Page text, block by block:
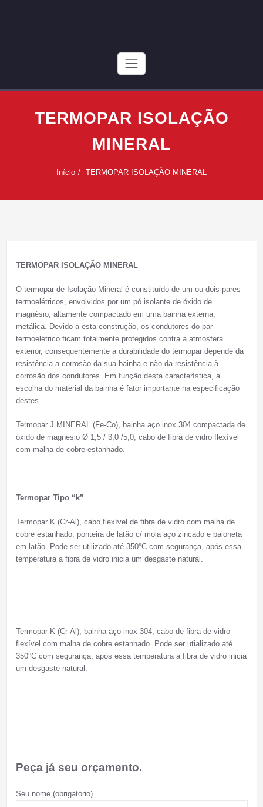
TERMOPAR ISOLAÇÃO
MINERAL
Início TERMOPAR ISOLAÇÃO MINERAL
TERMOPAR ISOLAÇÃO MINERAL
O termopar de Isolação Mineral é constituído de um ou dois pares
termoelétricos, envolvidos por um pó isolante de óxido de
magnésio, altamente compactado em uma bainha externa,
metálica. Devido a esta construção, os condutores do par
termoelétrico ficam totalmente protegidos contra a atmosfera
exterior, consequentemente a durabilidade do termopar depende da
resistência a corrosão da sua bainha e não da resistência à
corrosão dos condutores. Em função desta característica, a
escolha do material da bainha é fator importante na especificação
destes.
Termopar J MINERAL (Fe-Co), bainha aço inox 304 compactada de
óxido de magnésio Ø 1,5 / 3,0 /5,0, cabo de fibra de vidro flexível
com malha de cobre estanhado.
Termopar Tipo “k”
Termopar K (Cr-Al), cabo flexível de fibra de vidro com malha de
cobre estanhado, ponteira de latão c/ mola aço zincado e baioneta
em latão. Pode ser utilizado até 350°C com segurança, após essa
temperatura a fibra de vidro inicia um desgaste natural.
Termopar K (Cr-Al), bainha aço inox 304, cabo de fibra de vidro
flexível com malha de cobre estanhado. Pode ser utializado até
350°C com segurança, após essa temperatura a fibra de vidro inicia
um desgaste natural.
Peça já seu orçamento.
Seu nome (obrigatório)